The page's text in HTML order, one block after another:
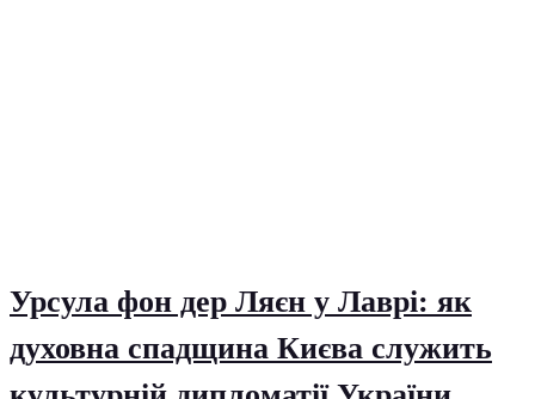
Урсула фон дер Ляєн у Лаврі: як
духовна спадщина Києва служить